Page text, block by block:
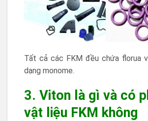
Tất cả các FKM đều chứa florua
dạng monome.
3. Viton là gì và có
vật liệu FKM không